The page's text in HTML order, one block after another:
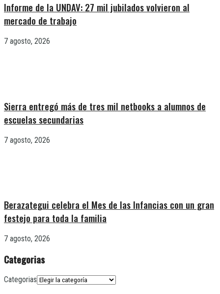
Informe de la UNDAV: 27 mil jubilados volvieron al
mercado de trabajo
7 agosto, 2026
Sierra entregó más de tres mil netbooks a alumnos de
escuelas secundarias
7 agosto, 2026
Berazategui celebra el Mes de las Infancias con un gran
festejo para toda la familia
7 agosto, 2026
Categorias
Categorias